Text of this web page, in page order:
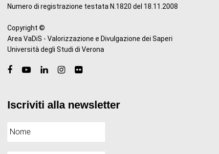
Numero di registrazione testata N.1820 del 18.11.2008
Copyright ©
Area VaDiS - Valorizzazione e Divulgazione dei Saperi
Università degli Studi di Verona
Iscriviti alla newsletter